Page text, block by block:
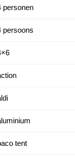
personen
persoons
tent